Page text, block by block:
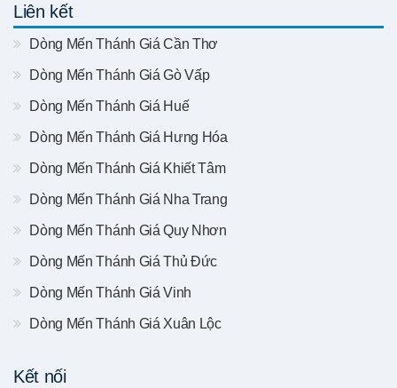
Liên kết
Dòng Mến Thánh Giá Cần Thơ
Dòng Mến Thánh Giá Gò Vấp
Dòng Mến Thánh Giá Huế
Dòng Mến Thánh Giá Hưng Hóa
Dòng Mến Thánh Giá Khiết Tâm
Dòng Mến Thánh Giá Nha Trang
Dòng Mến Thánh Giá Quy Nhơn
Dòng Mến Thánh Giá Thủ Đức
Dòng Mến Thánh Giá Vinh
Dòng Mến Thánh Giá Xuân Lộc
Kết nối